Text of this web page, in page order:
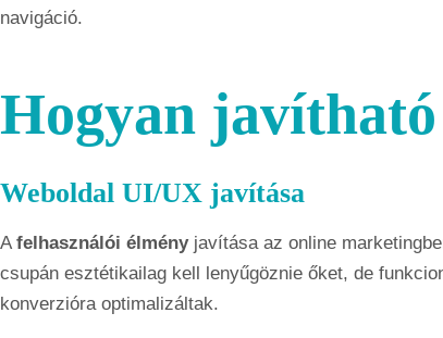
navigáció.
Hogyan
Weboldal UI/UX javítása
A felhasználói élményjavítása az online
csupán esztétikailag kell lenyűgöznie őket, de
konverzióra optimalizáltak.